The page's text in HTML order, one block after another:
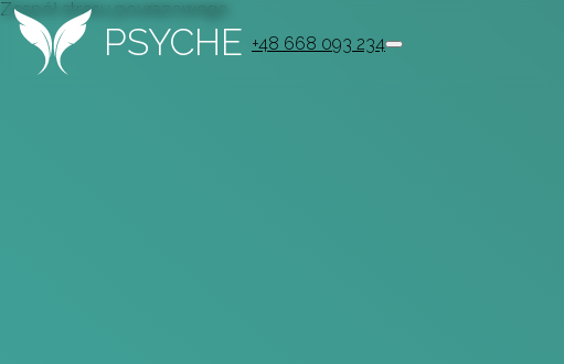
PSYCHE +48 668 093 234
Zespół stresu pourazowego